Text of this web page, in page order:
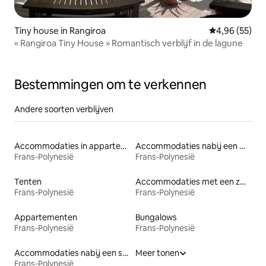
Tiny house in Rangiroa Gemiddelde
4,96 (55)
« Rangiroa Tiny House » Romantisch verblijf in de lagune
Bestemmingen om te verkennen
Andere soorten verblijven
Accommodaties in appartementen met diensten
Frans-Polynesië
Accommodaties nabij een meer
Frans-Polynesië
Tenten
Frans-Polynesië
Accommodaties met een zwembad
Frans-Polynesië
Appartementen
Frans-Polynesië
Bungalows
Frans-Polynesië
Accommodaties nabij een strand
Frans-Polynesië
Meer tonen